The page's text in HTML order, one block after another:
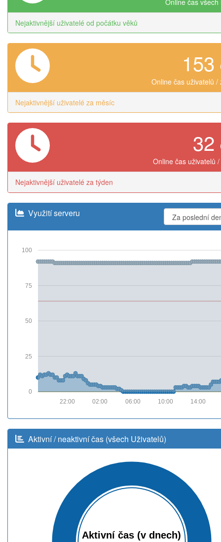
Nejaktivnější uživatelé od počátku věků
153
Online čas uživatelů /
Nejaktivnější uživatelé za měsíc
32
Online čas uživatelů
Nejaktivnější uživatelé za týden
Využití serveru
0
25
50
75
100
14:00
10:00
06:00
02:00
22:00
Aktivní / neaktivní čas (všech Uživatelů)
Aktivní čas (v dnech)